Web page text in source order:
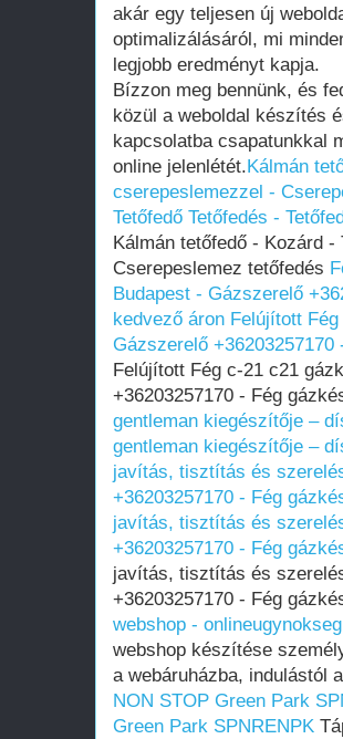
akár egy teljesen új
optimalizálásáról, mi
legjobb eredményt kapja.
Bízzon meg bennünk, és
közül a weboldal készítés
kapcsolatba csapatunkkal
online jelenlétét.Kálmán
cserepeslemezzel -
Tetőfedő Tetőfedés -
Kálmán tetőfedő - Kozárd -
Cserepeslemez tetőfedés
Budapest - Gázszerelő
kedvező áron Felújított
Gázszerelő
Felújított Fég c-21 c21
+36203257170 - Fég
gentleman kiegészítője –
gentleman kiegészítője –
javítás, tisztítás és
+36203257170 - Fég
javítás, tisztítás és
+36203257170 - Fég
javítás, tisztítás és
+36203257170 - Fég
webshop -
webshop készítése
a webáruházba, indulástól
NON STOP Green Park
Green Park SPNRENPK